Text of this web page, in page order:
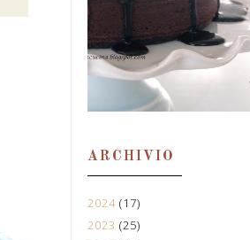
L'avete sentita nominare
diverse volte, su questo blog.
Zia Angela era in casa mia
una so...
ARCHIVIO
2024 (17)
2023 (25)